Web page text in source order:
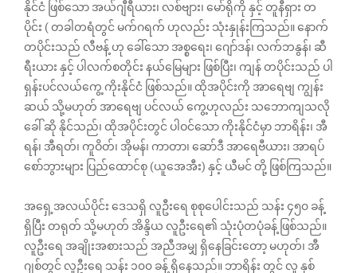
နိုင်ငံ ဖြစ်သော အယ်ဂျီရီယား၊ လစ်ဗျား၊ မော်ရိုကို နှင့် တူနီရှား တ
ပိုင်း ( တခါတရံတွင် မက်ဂရက် ဟုလည်း သုံးနှုန်းကြသည်။ နောက်
တပိုင်းသည် လီဗန့် ဟု ခေါ်သော အစ္စရေး၊ ဂျော်ဒန်၊ လက်ဘနွန်၊ ဆီ
ရီးယား နှင့် ပါလက်စတိုင်း နယ်မြေများ ဖြစ်ပြီး၊ ကျန် တပိုင်းသည် ပါ
ရှန်းပင်လယ်ကွေ့ ကိုးနိုင်ငံ ဖြစ်သည်။ ထိုအပိုင်းကို အာရေဗျ ကျွန်း
ဆယ် သို့မဟုတ် အာရေဗျ ပင်လယ် ကွေ့ဟုလည်း သ‌ဘောကျသလို
ခေါ် ဆို နိုင်သည်၊ ထိုအပိုင်းတွင် ပါဝင်သော ကိုးနိုင်ငံမှာ ဘာရိန်း၊ အီ
ရန်၊ အီရတ်၊ ကူဝိတ်၊ အိုမန်၊ ကာတာ၊ ဆော်ဒီ အာရေဗီယား၊ အာရပ်
စော်ဘွားများ ပြည်ထောင်စု (ယူအေအီး) နှင့် ယီမင် တို့ ဖြစ်ကြသည်။
အရှေ့အလယ်ပိုင်း ဒေသရှိ လူဦးရေ စုစုပေါင်းသည် သန်း ၄၅၀ ခန့်
ရှိပြီး တရုတ် သို့မဟုတ် အိန္ဒိယ လူဦးရေ၏ သုံးပုံတပုံခန့် ဖြစ်သည်။
လူဦးရေ အချိုးအစားသည် အညီအမျှ ရှိနေခြင်းတော့ မဟုတ်၊ အီ
ဂျစ်တွင် လူဦးရေ သန်း ၁၀၀ ခန့် ရှိနေသည်။ ဘာရိန်း တွင် လူ နှစ်